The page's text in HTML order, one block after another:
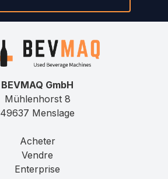
BEVMAQ GmbH
Mühlenhorst 8
49637 Menslage
Acheter
Vendre
Enterprise